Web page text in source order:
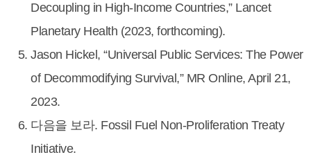
Decoupling in High-Income Countries,” Lancet
Planetary Health (2023, forthcoming).
Jason Hickel, “Universal Public Services: The Power
of Decommodifying Survival,” MR Online, April 21,
2023.
다음을 보라. Fossil Fuel Non-Proliferation Treaty
Initiative.